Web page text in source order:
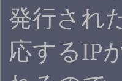
発行され
応するIP